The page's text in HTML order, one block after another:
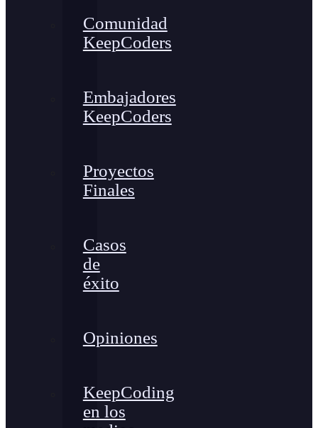
Comunidad
KeepCoders
Embajadores
KeepCoders
Proyectos
Finales
Casos
de
éxito
Opiniones
KeepCoding
en los